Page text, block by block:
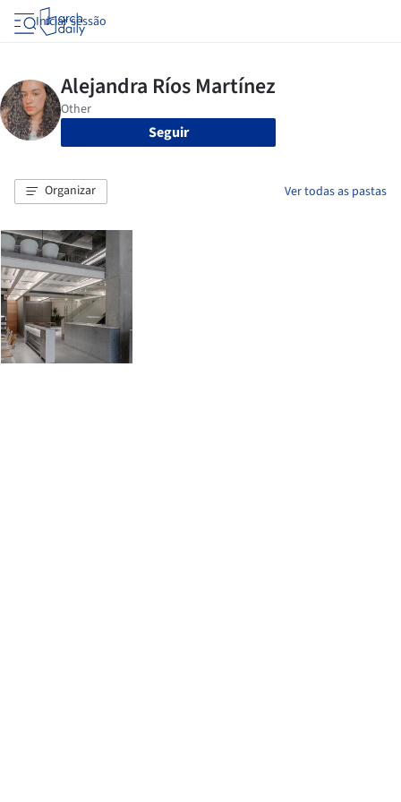
Iniciar sessão
Seguir
Organizar Ver todas as pastas